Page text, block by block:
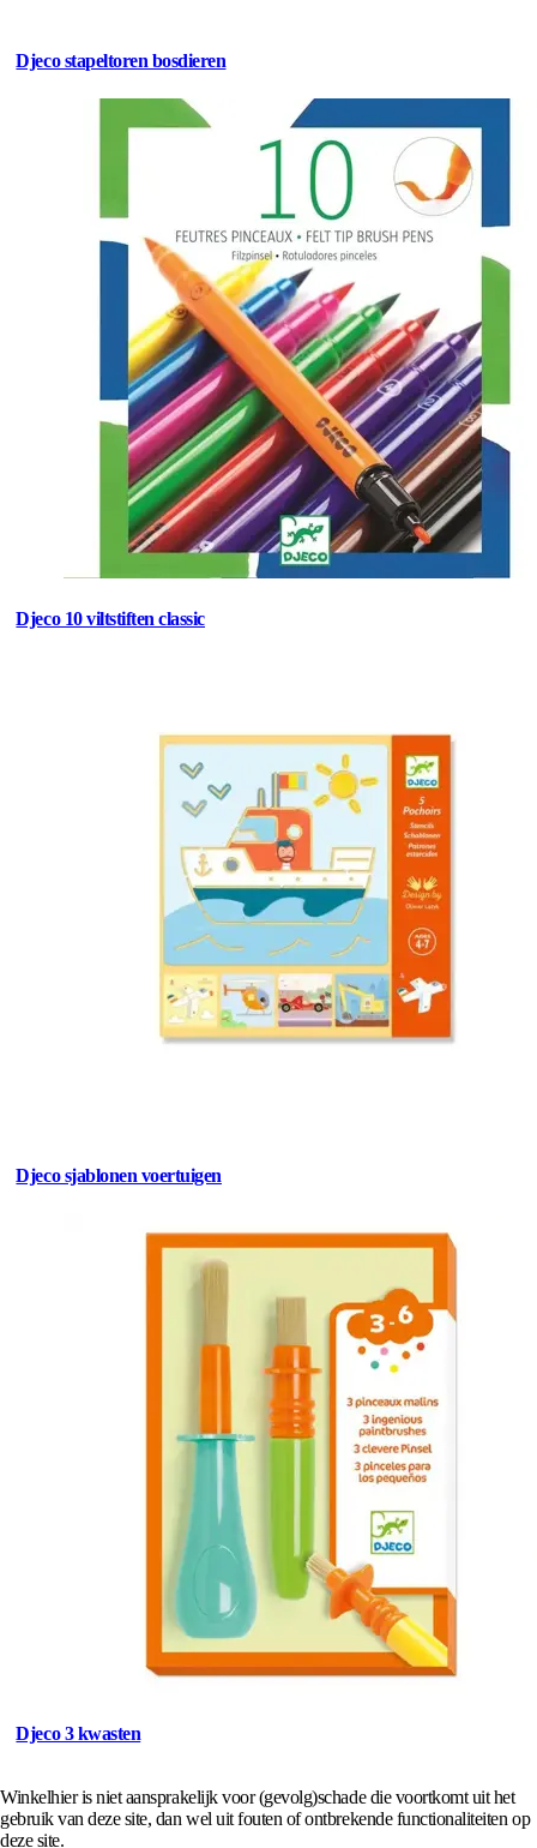
Djeco stapeltoren bosdieren
Djeco 10 viltstiften classic
Djeco sjablonen voertuigen
Djeco 3 kwasten
Winkelhier is niet aansprakelijk voor (gevolg)schade die voortkomt uit het
gebruik van deze site, dan wel uit fouten of ontbrekende functionaliteiten op
deze site.